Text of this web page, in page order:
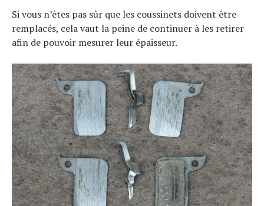
Si vous n’êtes pas sûr que les coussinets doivent être
remplacés, cela vaut la peine de continuer à les retirer
afin de pouvoir mesurer leur épaisseur.
Tendances
Tous nos articles
À propos